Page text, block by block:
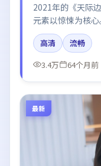
2021年的《天际
元素以惊悚为核
拓哉、易烊千玺
讨论。
高清
流畅
3.4万
64个月前
最新